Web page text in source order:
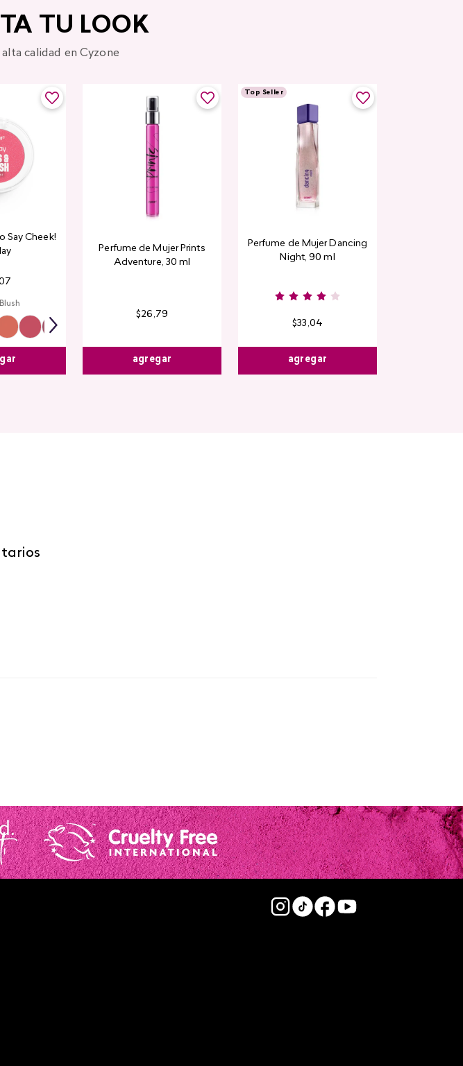
TU LOOK
calidad en Cyzone
Say Cheek!
Perfume de Mujer Prints
Adventure, 30 ml
$26 ,79
agregar
Top Seller
Perfume de Mujer Dancing
Night, 90 ml
$33 ,04
agregar